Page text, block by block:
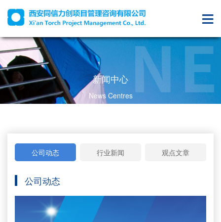
新闻中心
News Centres
公司动态 行业新闻 观点文章
公司动态